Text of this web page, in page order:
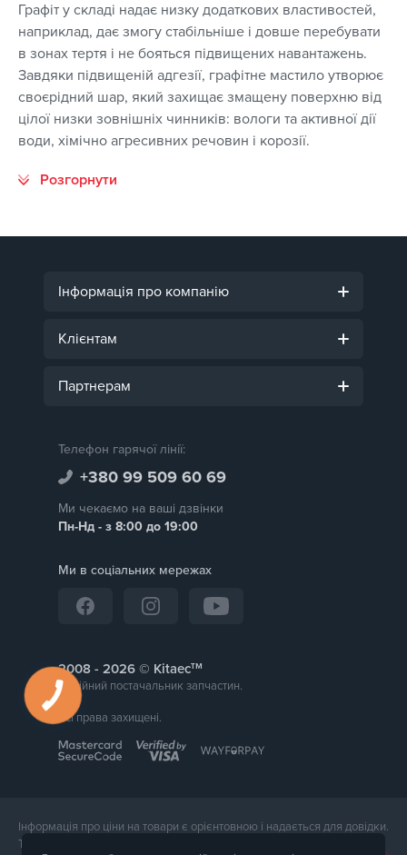
Графіт у складі надає низку додаткових властивостей,
наприклад, дає змогу стабільніше і довше перебувати
в зонах тертя і не бояться підвищених навантажень.
Завдяки підвищеній адгезії, графітне мастило утворює
своєрідний шар, який захищає змащену поверхню від
цілої низки зовнішніх чинників: вологи та активної дії
води, хімічно агресивних речовин і корозії.
Інформація про компанію
Клієнтам
Партнерам
Телефон гарячої лінії:
+380 99 509 60 69
Ми чекаємо на ваші дзвінки
Пн-Нд - з 8:00 до 19:00
Ми в соціальних мережах
2008 - © Kitaecтм
Надійний постачальник запчастин.
Всі права захищені.
Інформація про ціни на товари є орієнтовною і надається для довідки.
Точна вартість товару буде названа менеджером магазину при